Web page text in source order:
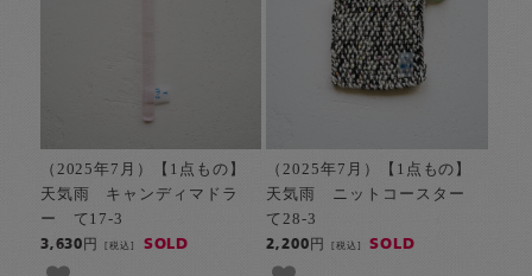
（2025年7月）【1点もの】
天気雨 キャンディマドラ
ー て17-3
3,630円[税込] SOLD
（2025年7月）【1点もの】
天気雨 ニットコースター
て28-3
2,200円 [税込] SOLD